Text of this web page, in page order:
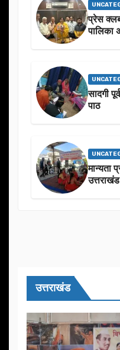
प्रेस
पालिका
सादगी
पाठ
मान्यता
उत्तराखंड
उत्तराखंड